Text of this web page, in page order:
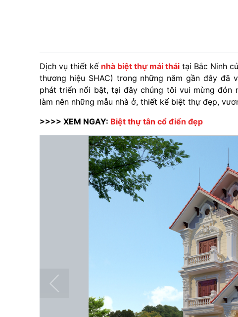
Dịch vụ thiết kế nhà biệt thự mái thái tại Bắc Ninh
thương hiệu SHAC) trong những năm gần đây
phát triển nổi bật, tại đây chúng tôi vui mừng đón
làm nên những mẫu nhà ở, thiết kế biệt thự đẹp,
>>>> XEM NGAY: Biệt thự tân cổ điển đẹp